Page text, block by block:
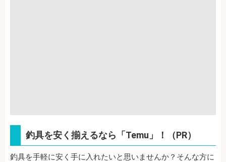
釣具を安く揃えるなら「Temu」！（PR）
釣具を手軽に安く手に入れたいと思いませんか？そんな方に